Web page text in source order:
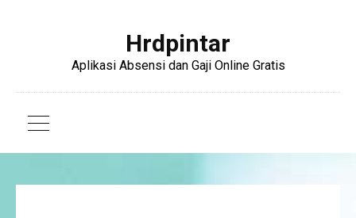
Hrdpintar
Aplikasi Absensi dan Gaji Online Gratis